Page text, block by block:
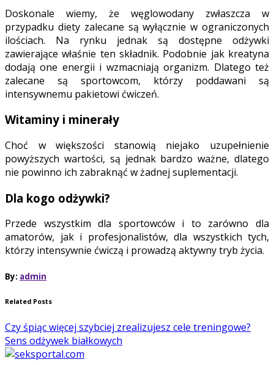
Doskonale wiemy, że węglowodany zwłaszcza w
przypadku diety zalecane są wyłącznie w ograniczonych
ilościach. Na rynku jednak są dostępne odżywki
zawierające właśnie ten składnik. Podobnie jak kreatyna
dodają one energii i wzmacniają organizm. Dlatego też
zalecane są sportowcom, którzy poddawani są
intensywnemu pakietowi ćwiczeń.
Witaminy i minerały
Choć w większości stanowią niejako uzupełnienie
powyższych wartości, są jednak bardzo ważne, dlatego
nie powinno ich zabraknąć w żadnej suplementacji.
Dla kogo odżywki?
Przede wszystkim dla sportowców i to zarówno dla
amatorów, jak i profesjonalistów, dla wszystkich tych,
którzy intensywnie ćwiczą i prowadzą aktywny tryb życia.
By: admin
Related Posts
Czy śpiąc więcej szybciej zrealizujesz cele treningowe?
Sens odżywek białkowych